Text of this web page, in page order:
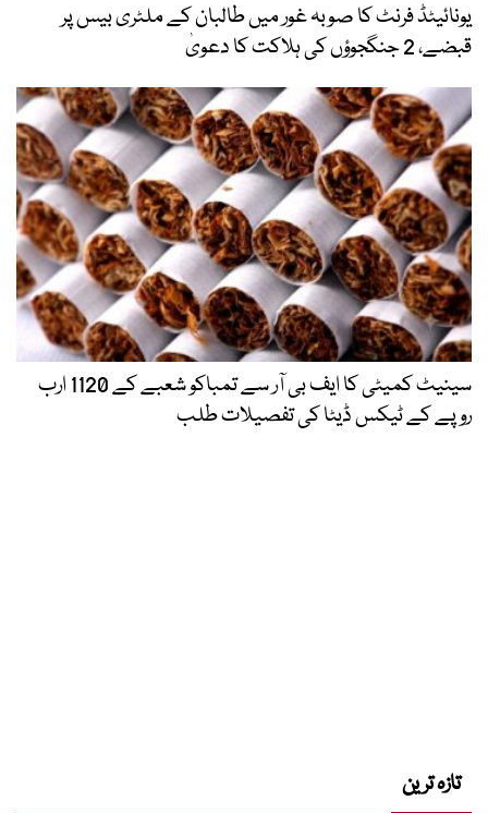
یونائیٹڈ فرنٹ کا صوبہ غور میں طالبان کے ملٹری بیس پر
قبضے، 2 جنگجوؤں کی ہلاکت کا دعویٰ
سینیٹ کمیٹی کا ایف بی آر سے تمباکو شعبے کے 1120 ارب
روپے کے ٹیکس ڈیٹا کی تفصیلات طلب
تازہ ترین